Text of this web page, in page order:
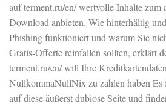
auf terment.ru/en/ wertvolle Inhalte zum
Download anbieten. Wie hinterhältig
Phishing funktioniert und warum Sie
Gratis-Offerte reinfallen sollten, erklärt
terment.ru/en/ will Ihre
NullkommaNullNix zu zahlen haben Es
auf diese äußerst dubiose Seite und